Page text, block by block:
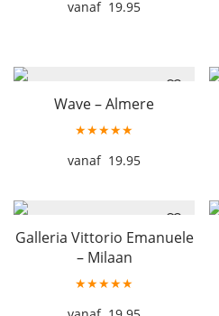
19.95
Wave – Almere
★★★★★
19.95
Galleria Vittorio Emanuele
– Milaan
★★★★★